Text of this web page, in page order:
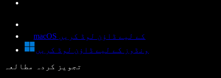
macOS کے لیے ڈاؤن لوڈ کریں
ونڈوز کے لیے ڈاؤن لوڈ کریں
تجویز کردہ مطالعہ